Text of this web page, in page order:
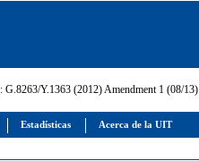
Estadísticas Acerca de la UIT
: G.8263/Y.1363 (2012) Amendment 1 (08/13)